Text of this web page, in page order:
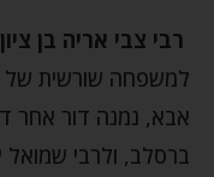
רבי צבי אריה בן
למשפחה שורשית של
אבא, נמנה דור אחר
ברסלב, ולרבי שמואל